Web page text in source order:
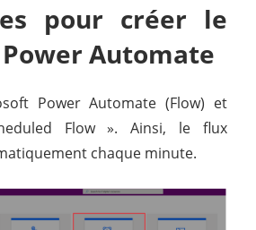
pour créer le
Automate
Power Automate (Flow) et
Flow ». Ainsi, le flux
chaque minute.